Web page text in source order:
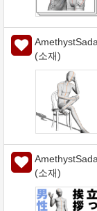
(소재)
(소재)